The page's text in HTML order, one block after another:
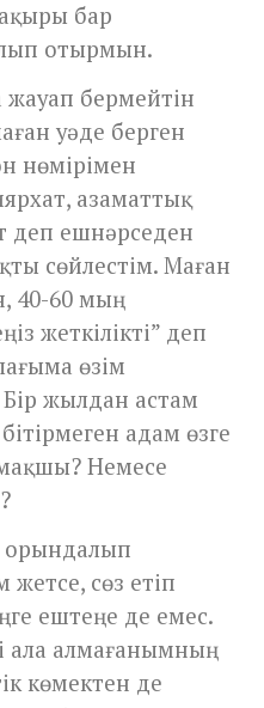
бар
отырмын.
бермейтін
уәде берген
нөмірімен
азаматтық
деп ешнәрседен
сөйлестім. Маған
40-60 мың
жеткілікті” деп
өзім
Бір жылдан астам
адам өзге
Немесе
орындалып
сөз етіп
ештеңе де емес.
ала алмағанымның
көмектен де